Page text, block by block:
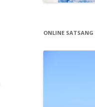
ONLINE SATSANG